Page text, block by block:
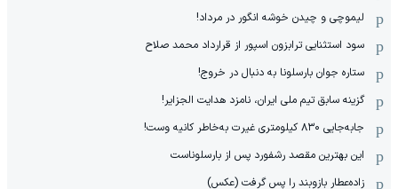
لیموچی و چیدن خوشه انگور در مرداد!
سود استثنایی ترابزون اسپور از قرارداد محمد صلاح
ستاره جوان بارسلونا به دنبال در خروج!
گزینه سابق تیم ملی ایران، نامزد هدایت الجزایر!
جابه‌جایی ۸۳۰ کیلومتری غیرت به‌خاطر کانیه وست!
این بهترین مقصد رشفورد پس از بارسلوناست
زاده‌عطار بازوبند را پس گرفت (عکس)